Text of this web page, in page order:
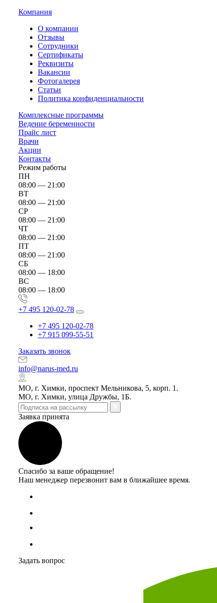
Компания
О компании
Отзывы
Сотрудники
Сертификаты
Реквизиты
Вакансии
Фотогалерея
Статьи
Политика конфиденциальности
Комплексные программы
Ведение беременности
Прайс лист
Врачи
Акции
Контакты
Режим работы
ПН
08:00 — 21:00
ВТ
08:00 — 21:00
СР
08:00 — 21:00
ЧТ
08:00 — 21:00
ПТ
08:00 — 21:00
СБ
08:00 — 18:00
ВС
08:00 — 18:00
+7 495 120-02-78
+7 495 120-02-78
+7 915 099-55-51
Заказать звонок
info@narus-med.ru
МО, г. Химки, проспект Мельникова, 5, корп. 1.
МО, г. Химки, улица Дружбы, 1Б.
Заявка принята
Спасибо за ваше обращение!
Наш менеджер перезвонит вам в ближайшее время.
Задать вопрос